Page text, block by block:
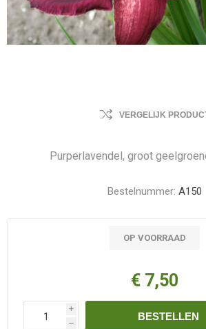
VERGELIJK
Purperlavendel, groot
Bestelnummer: A150
OP VOORRAAD
€ 7,50
i
h
BESTELLEN